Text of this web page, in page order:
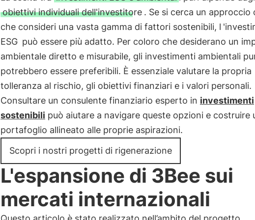
obiettivi individuali dell'investitore . Se si cerca un approccio
che consideri una vasta gamma di fattori sostenibili, l
ESG può essere più adatto. Per coloro che desiderano un
ambientale diretto e misurabile, gli investimenti ambientali
potrebbero essere preferibili. È essenziale valutare la propria
tolleranza al rischio, gli obiettivi finanziari e i valori personali.
Consultare un consulente finanziario esperto in investimenti
sostenibili può aiutare a navigare queste opzioni e costruire
portafoglio allineato alle proprie aspirazioni.
Scopri i nostri progetti di rigenerazione
L'espansione di 3Bee sui
mercati internazionali